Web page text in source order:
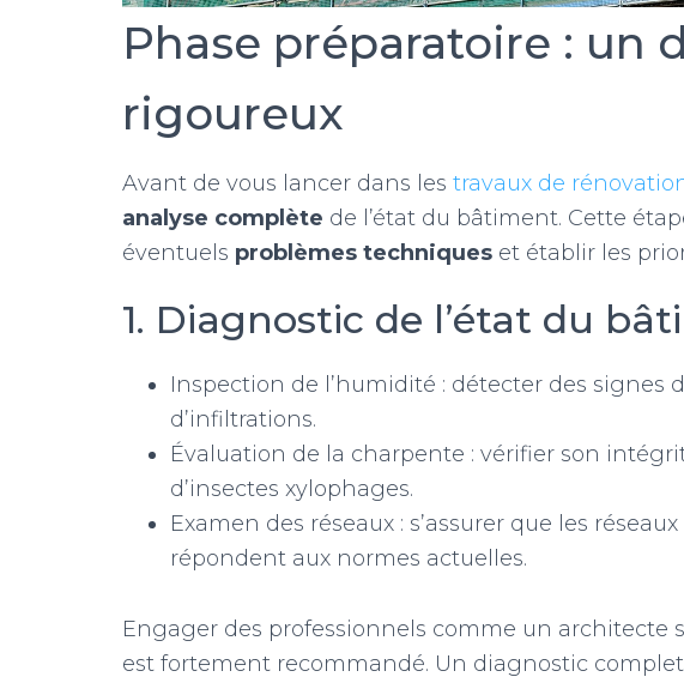
Phase préparatoire : un
rigoureux
Avant de vous lancer dans les travaux de
analyse complète de l’état du bâtiment. Cette
éventuels problèmes techniques et établir les
1. Diagnostic de l’état du
Inspection de l’humidité : détecter des signes
d’infiltrations.
Évaluation de la charpente : vérifier son
d’insectes xylophages.
Examen des réseaux : s’assurer que les
répondent aux normes actuelles.
Engager des professionnels comme un architecte
est fortement recommandé. Un diagnostic